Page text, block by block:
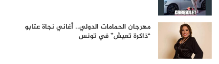
مهرجان الحمامات الدولي.. أغاني نجاة عتابو
“ذاكرة تعيش” في تونس